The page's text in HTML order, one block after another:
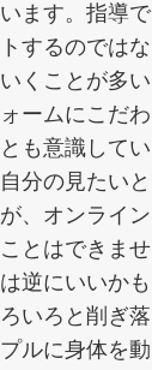
ます。指導で
するのではな
くことが多い
ームにこだわ
も意識してい
分の見たいと
、オンライン
とはできませ
逆にいいかも
いろと削ぎ落
ルに身体を動